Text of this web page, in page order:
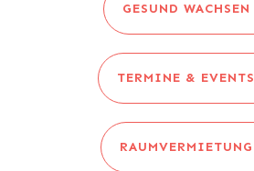
GESUND WACHSEN
TERMINE & EVENTS
RAUMVERMIETUNG